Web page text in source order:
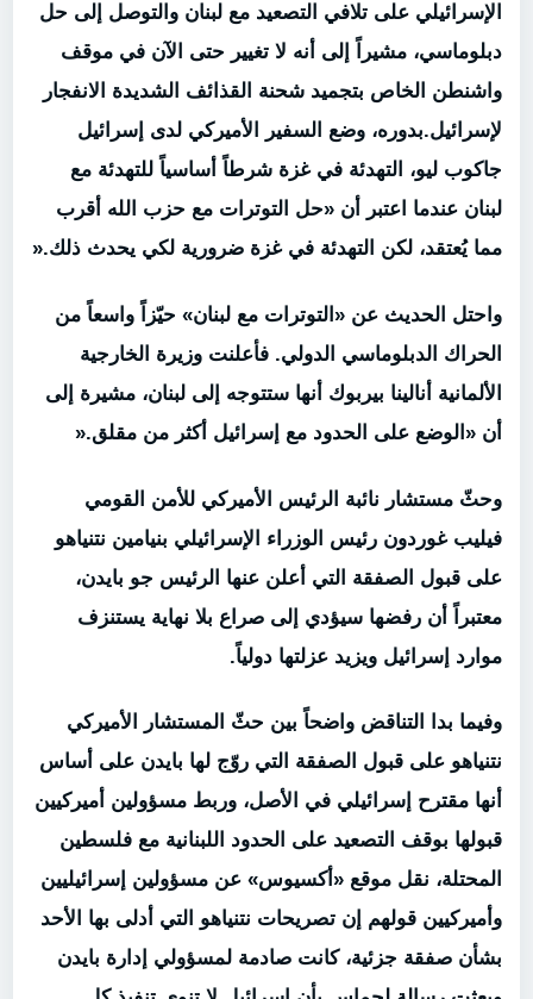
الإسرائيلي على تلافي التصعيد مع لبنان والتوصل إلى حل
دبلوماسي، مشيراً إلى أنه لا تغيير حتى الآن في موقف
واشنطن الخاص بتجميد شحنة القذائف الشديدة الانفجار
لإسرائيل.بدوره، وضع السفير الأميركي لدى إسرائيل
جاكوب ليو، التهدئة في غزة شرطاً أساسياً للتهدئة مع
لبنان عندما اعتبر أن «حل التوترات مع حزب الله أقرب
مما يُعتقد، لكن التهدئة في غزة ضرورية لكي يحدث ذلك».
واحتل الحديث عن «التوترات مع لبنان» حيّزاً واسعاً من
الحراك الدبلوماسي الدولي. فأعلنت وزيرة الخارجية
الألمانية أنالينا بيربوك أنها ستتوجه إلى لبنان، مشيرة إلى
أن «الوضع على الحدود مع إسرائيل أكثر من مقلق».
وحثّ مستشار نائبة الرئيس الأميركي للأمن القومي
فيليب غوردون رئيس الوزراء الإسرائيلي بنيامين نتنياهو
على قبول الصفقة التي أعلن عنها الرئيس جو بايدن،
معتبراً أن رفضها سيؤدي إلى صراع بلا نهاية يستنزف
موارد إسرائيل ويزيد عزلتها دولياً.
وفيما بدا التناقض واضحاً بين حثّ المستشار الأميركي
نتنياهو على قبول الصفقة التي روّج لها بايدن على أساس
أنها مقترح إسرائيلي في الأصل، وربط مسؤولين أميركيين
قبولها بوقف التصعيد على الحدود اللبنانية مع فلسطين
المحتلة، نقل موقع «أكسيوس» عن مسؤولين إسرائيليين
وأميركيين قولهم إن تصريحات نتنياهو التي أدلى بها الأحد
بشأن صفقة جزئية، كانت صادمة لمسؤولي إدارة بايدن